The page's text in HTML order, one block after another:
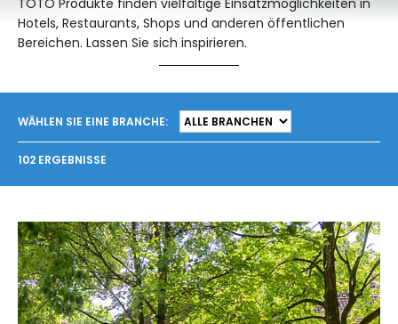
TOTO Produkte finden vielfältige Einsatzmöglichkeiten in
Hotels, Restaurants, Shops und anderen öffentlichen
Bereichen. Lassen Sie sich inspirieren.
WÄHLEN SIE EINE BRANCHE:
102 ERGEBNISSE